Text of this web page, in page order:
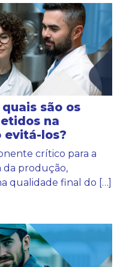
são os
na
evitá-los?
crítico para a
da produção,
qualidade final do […]